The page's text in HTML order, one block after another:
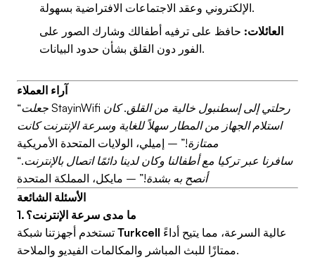
الإلكتروني وعقد الاجتماعات الافتراضية بسهولة.
العائلات: حافظ على ترفيه أطفالك وشارك الصور على
الفور دون القلق بشأن حدود البيانات.
آراء العملاء
“جعلت StayinWifi رحلتي إلى إسطنبول خالية من القلق. كان
استلام الجهاز من المطار سهلاً للغاية وسرعة الإنترنت كانت
ممتازة!” – إميلي، الولايات المتحدة الأمريكية
“سافرنا عبر تركيا مع أطفالنا وكان لدينا دائمًا اتصال بالإنترنت.
أنصح به بشدة!” – مايكل، المملكة المتحدة
الأسئلة الشائعة
1. ما مدى سرعة الإنترنت؟
Turkcell
ممتازًا للبث المباشر والمكالمات الفيديو والملاحة.